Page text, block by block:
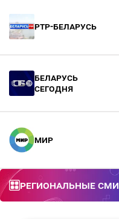
РТР-Беларусь
БЕЛАРУСЬ
СЕГОДНЯ
МИР
Региональные СМИ